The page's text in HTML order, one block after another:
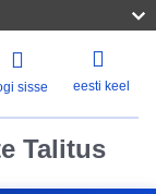
sisse eesti keel
Talitus